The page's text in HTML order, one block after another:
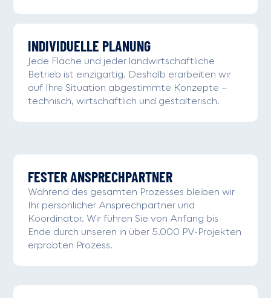
INDIVIDUELLE PLANUNG
Jede Fläche und jeder landwirtschaftliche
Betrieb ist einzigartig. Deshalb erarbeiten wir
auf Ihre Situation abgestimmte Konzepte –
technisch, wirtschaftlich und gestalterisch.
FESTER ANSPRECHPARTNER
Während des gesamten Prozesses bleiben wir
Ihr persönlicher Ansprechpartner und
Koordinator. Wir führen Sie von Anfang bis
Ende durch unseren in über 5.000 PV-Projekten
erprobten Prozess.